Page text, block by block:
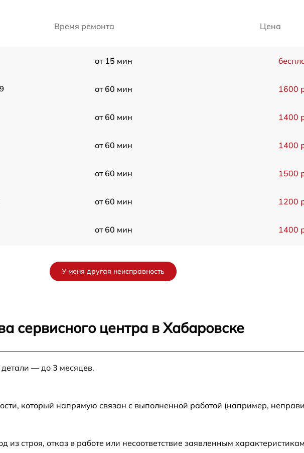
Время ремонта Цена
от 15 мин
от 60 мин 1600
от 60 мин 1400
от 60 мин 1400
от 60 мин 1500
от 60 мин 1200
от 60 мин 1400
У меня другая неисправность
сервисного центра в Хабаровске
— до 3 месяцев.
который напрямую связан с выполненной работой (например,
строя, отказ в работе или несоответствие заявленным